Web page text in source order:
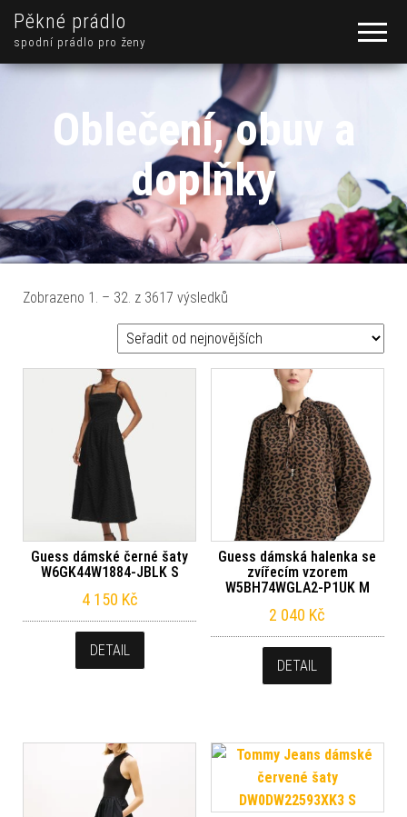
Pěkné prádlo
spodní prádlo pro ženy
Oblečení, obuv a
doplňky
Zobrazeno 1. – 32. z 3617 výsledků
Guess dámské černé šaty
W6GK44W1884-JBLK S
4 150 Kč
DETAIL
Guess dámská halenka se
zvířecím vzorem
W5BH74WGLA2-P1UK M
2 040 Kč
DETAIL